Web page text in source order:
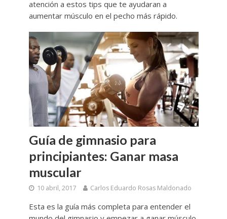
atención a estos tips que te ayudaran a
aumentar músculo en el pecho más rápido.
Guía de gimnasio para
principiantes: Ganar masa
muscular
10 abril, 2017 Carlos Eduardo Rosas Maldonado
Esta es la guía más completa para entender el